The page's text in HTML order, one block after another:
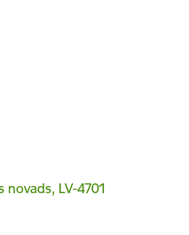
novads, LV-4701